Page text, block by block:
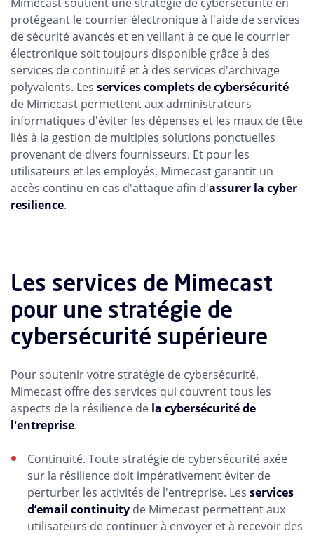
protégeant le courrier électronique à l'aide de services
de sécurité avancés et en veillant à ce que le courrier
électronique soit toujours disponible grâce à des
services de continuité et à des services d'archivage
polyvalents. Les services complets de cybersécurité
de Mimecast permettent aux administrateurs
informatiques d'éviter les dépenses et les maux de tête
liés à la gestion de multiples solutions ponctuelles
provenant de divers fournisseurs. Et pour les
utilisateurs et les employés, Mimecast garantit un
accès continu en cas d'attaque afin d'assurer la cyber
resilience.
Les services de Mimecast
pour une stratégie de
cybersécurité supérieure
Pour soutenir votre stratégie de cybersécurité,
Mimecast offre des services qui couvrent tous les
aspects de la résilience de la cybersécurité de
l'entreprise.
Continuité. Toute stratégie de cybersécurité axée
sur la résilience doit impérativement éviter de
perturber les activités de l'entreprise. Les services
d’email continuity de Mimecast permettent aux
utilisateurs de continuer à envoyer et à recevoir des